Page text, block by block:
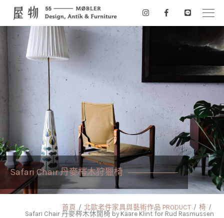
Safari Chair 丹麥梣木狩獵椅
首頁 北歐老件家具與藝術作品 PRODUCT
椅
Safari Chair 丹麥梣木休閒椅 by Kaare Klint for Rud Rasmussen